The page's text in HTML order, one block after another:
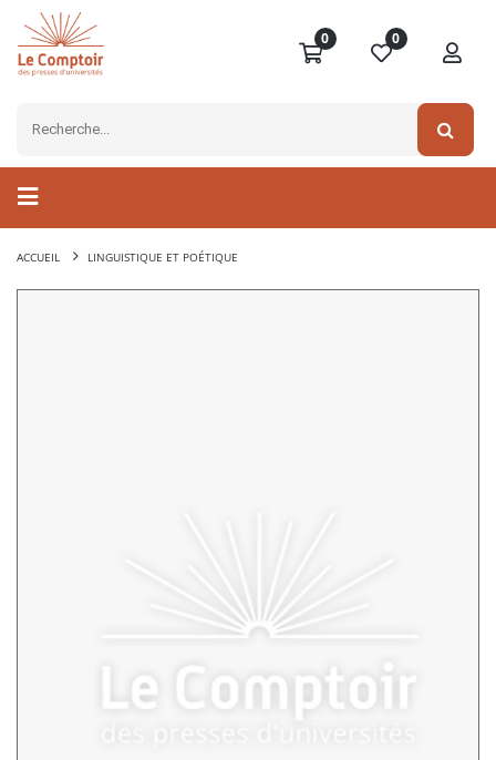
0 0
ACCUEIL LINGUISTIQUE ET POÉTIQUE